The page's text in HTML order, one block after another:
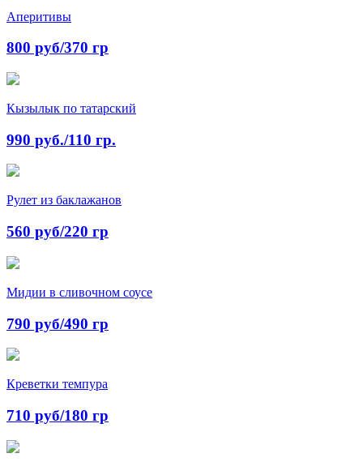
Аперитивы
800 руб/370 гр
Кызылык по татарский
990 руб./110 гр.
Рулет из баклажанов
560 руб/220 гр
Мидии в сливочном соусе
790 руб/490 гр
Креветки темпура
710 руб/180 гр